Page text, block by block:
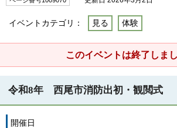
イベントカテゴリ： 見る 体験
このイベントは終了しまし
令和8年 西尾市消防出初・観閲式
開催日